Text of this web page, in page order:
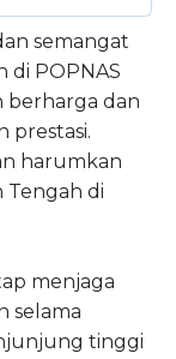
semangat
di POPNAS
berharga dan
prestasi.
harumkan
Tengah di
menjaga
selama
tinggi